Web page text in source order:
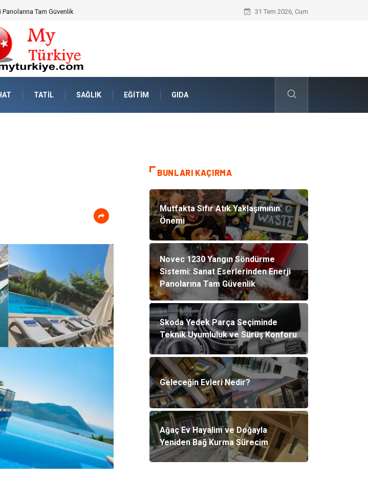
Tam Güvenlik Skoda Yedek Parça Seçiminde Teknik
31 Tem 2026, Cum
TATIL SAĞLIK EĞITIM GIDA
BUNLARI KAÇIRMA
Mutfakta Sıfır Atık Yaklaşımının
Önemi
Novec 1230 Yangın Söndürme
Sistemi: Sanat Eserlerinden Enerji
Panolarına Tam Güvenlik
Skoda Yedek Parça Seçiminde
Teknik Uyumluluk ve Sürüş Konforu
Geleceğin Evleri Nedir?
Ağaç Ev Hayalim ve Doğayla
Yeniden Bağ Kurma Sürecim